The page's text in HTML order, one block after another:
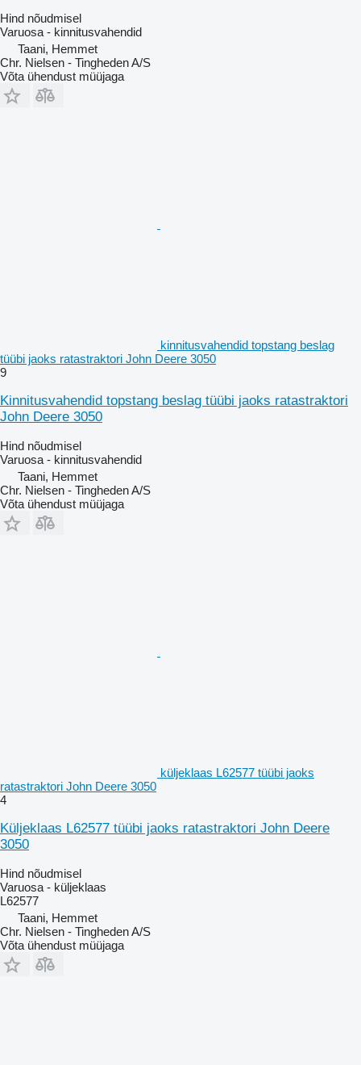
Hind nõudmisel
Varuosa - kinnitusvahendid
Taani, Hemmet
Chr. Nielsen - Tingheden A/S
Võta ühendust müüjaga
kinnitusvahendid topstang beslag
tüübi jaoks ratastraktori John Deere 3050
9
Kinnitusvahendid topstang beslag tüübi jaoks ratastraktori
John Deere 3050
Hind nõudmisel
Varuosa - kinnitusvahendid
Taani, Hemmet
Chr. Nielsen - Tingheden A/S
Võta ühendust müüjaga
küljeklaas L62577 tüübi jaoks
ratastraktori John Deere 3050
4
Küljeklaas L62577 tüübi jaoks ratastraktori John Deere
3050
Hind nõudmisel
Varuosa - küljeklaas
L62577
Taani, Hemmet
Chr. Nielsen - Tingheden A/S
Võta ühendust müüjaga